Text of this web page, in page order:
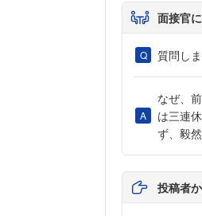
面接官
質問し
なぜ、
は三連
ず、毅
投稿者